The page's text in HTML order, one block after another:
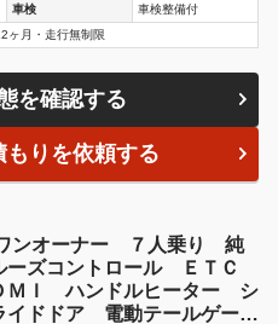
車検
車検整備付
ヶ月・走行無制限
を確認する
りを依頼する
ンオーナー ７人乗り 純
ズコントロール ＥＴＣ
ＭＩ ハンドルヒーター シ
ドドア 電動テールゲー